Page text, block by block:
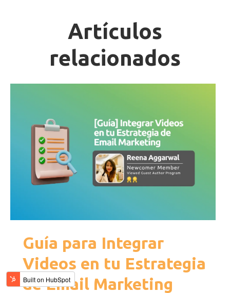
Artículos
relacionados
Guía para Integrar
Videos en tu Estrategia
de Email Marketing